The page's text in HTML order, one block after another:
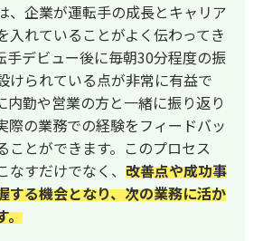
、企業が運転手の成長とキャリア
入れていることがよく伝わってき
手デビュー後に毎朝30分程度の振
けられている点が非常に有益で
内勤や営業の方と一緒に振り返り
際の業務での経験をフィードバッ
ことができます。このプロセス
すだけでなく、 改善点や成功事
する機会となり、次の業務に活か
。